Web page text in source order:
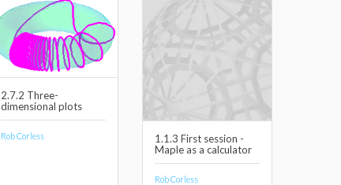
2.7.2 Three-
dimensional plots
Rob Corless
1.1.3 First session -
Maple as a calculator
Rob Corless